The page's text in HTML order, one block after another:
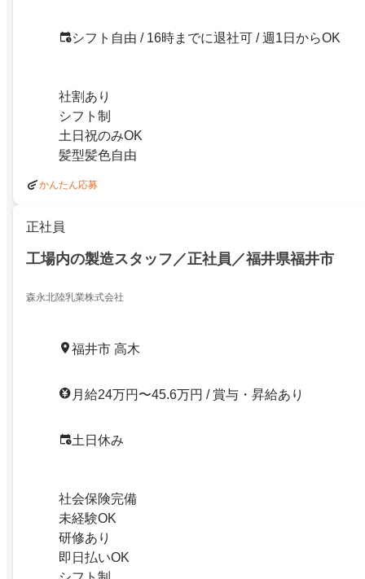
シフト自由 / 16時までに退社可 / 週1日からOK
社割あり
シフト制
土日祝のみOK
髪型髪色自由
かんたん応募
正社員
工場内の製造スタッフ／正社員／福井県福井市
森永北陸乳業株式会社
福井市 高木
月給24万円〜45.6万円 / 賞与・昇給あり
土日休み
社会保険完備
未経験OK
研修あり
即日払いOK